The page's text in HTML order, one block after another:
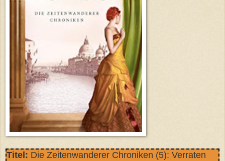
Titel: Die Zeitenwanderer Chroniken (5): Verraten